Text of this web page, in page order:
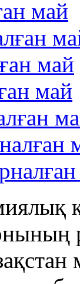
май
май
май